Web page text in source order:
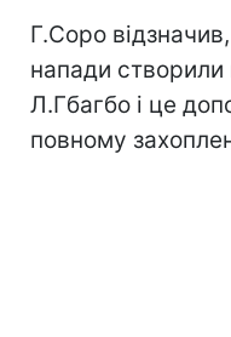
Г.Соро
напади створили
Л.Гбагбо і це
повному